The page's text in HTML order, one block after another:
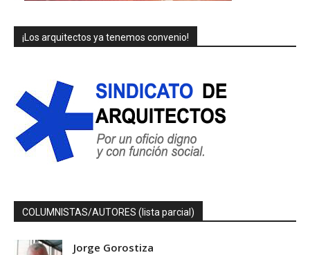
¡Los arquitectos ya tenemos convenio!
COLUMNISTAS/AUTORES (lista parcial)
Jorge Gorostiza